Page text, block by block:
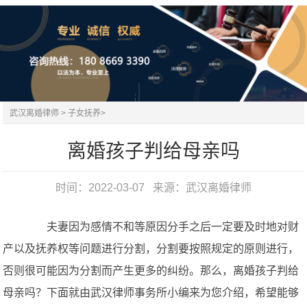
武汉离婚律师 >子女抚养>
离婚孩子判给母亲吗
时间：2022-03-07 来源： 武汉离婚律师
夫妻因为感情不和等原因分手之后一定要及时地对财
产以及抚养权等问题进行分割，分割要按照规定的原则进行，
否则很可能因为分割而产生更多的纠纷。那么，离婚孩子判给
母亲吗？下面就由武汉律师事务所小编来为您介绍，希望能够